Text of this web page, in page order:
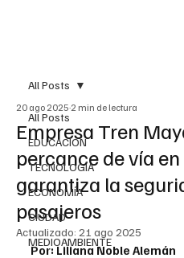
All Posts
EDUCACIÓN
TECNOLOGÍA
ECONOMÍA
CIUDAD
MEDIOAMBIENTE
All Posts
Empresa Tren
percance de vía
garantiza la
pasajeros
20 ago 2025 2 min de lectura
Actualizado: 21 ago 2025
Por: Liliana Noble Alemán